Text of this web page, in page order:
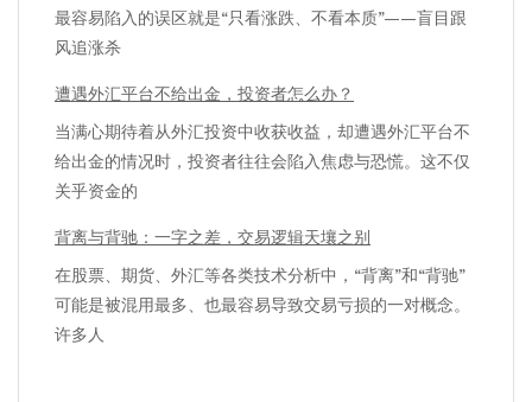
最容易陷入的误区就是“只看涨跌、不看本质”——盲目跟
风追涨杀
遭遇外汇平台不给出金，投资者怎么办？
当满心期待着从外汇投资中收获收益，却遭遇外汇平台不
给出金的情况时，投资者往往会陷入焦虑与恐慌。这不仅
关乎资金的
背离与背驰：一字之差，交易逻辑天壤之别
在股票、期货、外汇等各类技术分析中，“背离”和“背驰”
可能是被混用最多、也最容易导致交易亏损的一对概念。
许多人